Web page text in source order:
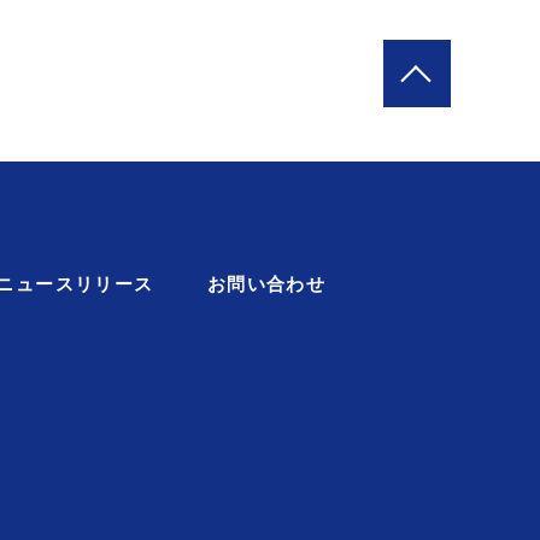
ュースリリース お問い合わせ